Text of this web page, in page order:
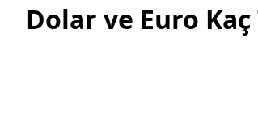
Dolar ve Euro